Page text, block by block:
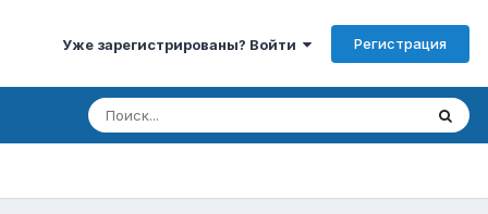
Уже зарегистрированы? Войти Регистрация